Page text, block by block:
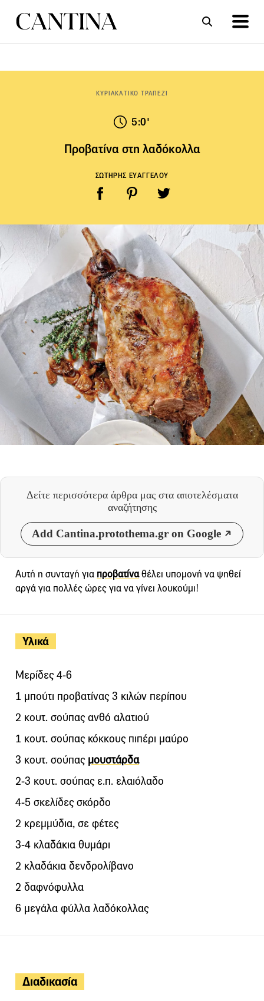
ΚΥΡΙΑΚΑΤΙΚΟ ΤΡΑΠΕΖΙ
5:0'
Προβατίνα στη λαδόκολλα
ΣΩΤΗΡΗΣ ΕΥΑΓΓΕΛΟΥ
Δείτε περισσότερα άρθρα μας στα αποτελέσματα
αναζήτησης
Add Cantina.protothema.gr on Google
Υλικά
Μερίδες 4-6
1 μπούτι προβατίνας 3 κιλών περίπου
2 κουτ. σούπας ανθό αλατιού
1 κουτ. σούπας κόκκους πιπέρι μαύρο
3 κουτ. σούπας μουστάρδα
2-3 κουτ. σούπας ε.π. ελαιόλαδο
4-5 σκελίδες σκόρδο
2 κρεμμύδια, σε φέτες
3-4 κλαδάκια θυμάρι
2 κλαδάκια δενδρολίβανο
2 δαφνόφυλλα
6 μεγάλα φύλλα λαδόκολλας
Αυτή η συνταγή για προβατίναθέλει υπομονή να ψηθεί
αργά για πολλές ώρες για να γίνει λουκούμι!
Διαδικασία